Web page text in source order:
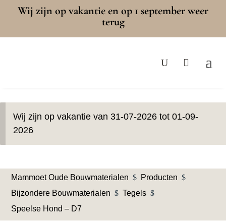
Wij zijn op vakantie en op 1 september weer
terug
Wij zijn op vakantie van 31-07-2026 tot 01-09-
2026
Mammoet Oude Bouwmaterialen $ Producten $
Bijzondere Bouwmaterialen $ Tegels $
Speelse Hond – D7